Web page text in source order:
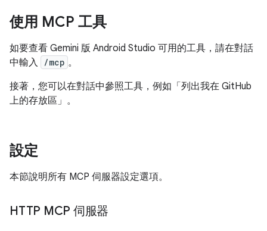
使用 MCP 工具
如要查看 Gemini 版 Android Studio 可用的工具，請在對話
中輸入
/mcp 。
接著，您可以在對話中參照工具，例如「列出我在 GitHub
上的存放區」。
設定
本節說明所有 MCP 伺服器設定選項。
HTTP MCP 伺服器